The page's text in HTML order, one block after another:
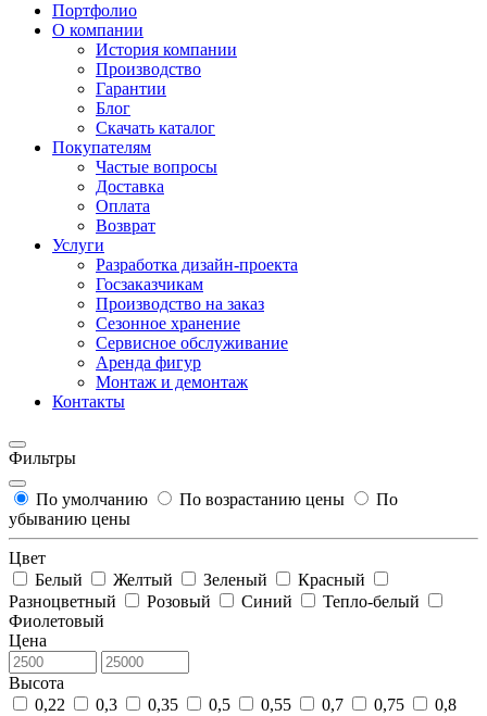
Портфолио
О компании
История компании
Производство
Гарантии
Блог
Скачать каталог
Покупателям
Частые вопросы
Доставка
Оплата
Возврат
Услуги
Разработка дизайн-проекта
Госзаказчикам
Производство на заказ
Сезонное хранение
Сервисное обслуживание
Аренда фигур
Монтаж и демонтаж
Контакты
Фильтры
По умолчанию По возрастанию цены
По
убыванию цены
Цвет
Белый
Желтый Зеленый
Красный
Разноцветный
Розовый Синий
Тепло-белый
Фиолетовый
Цена
Высота
0,22
0,3 0,35 0,5 0,55 0,7 0,75
0,8